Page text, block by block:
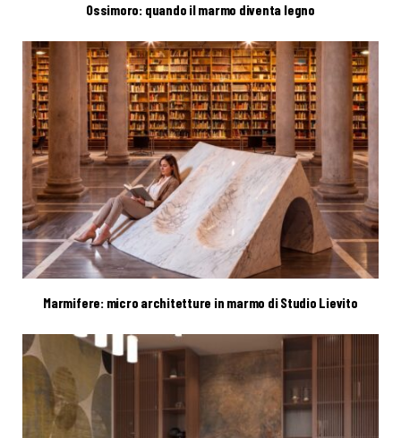
Ossimoro: quando il marmo diventa legno
Marmifere: micro architetture in marmo di Studio Lievito